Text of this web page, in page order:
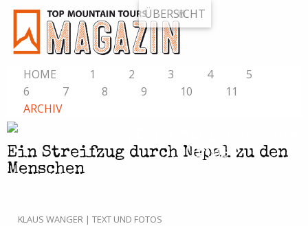
ÜBERSICHT
HOME 1 2 3 4
5
6
7 8 9 10
11
ARCHIV
Gruß.“
Ein Streifzug durch Nepal zu den
Menschen
KLAUS WANGER | TEXT UND FOTOS